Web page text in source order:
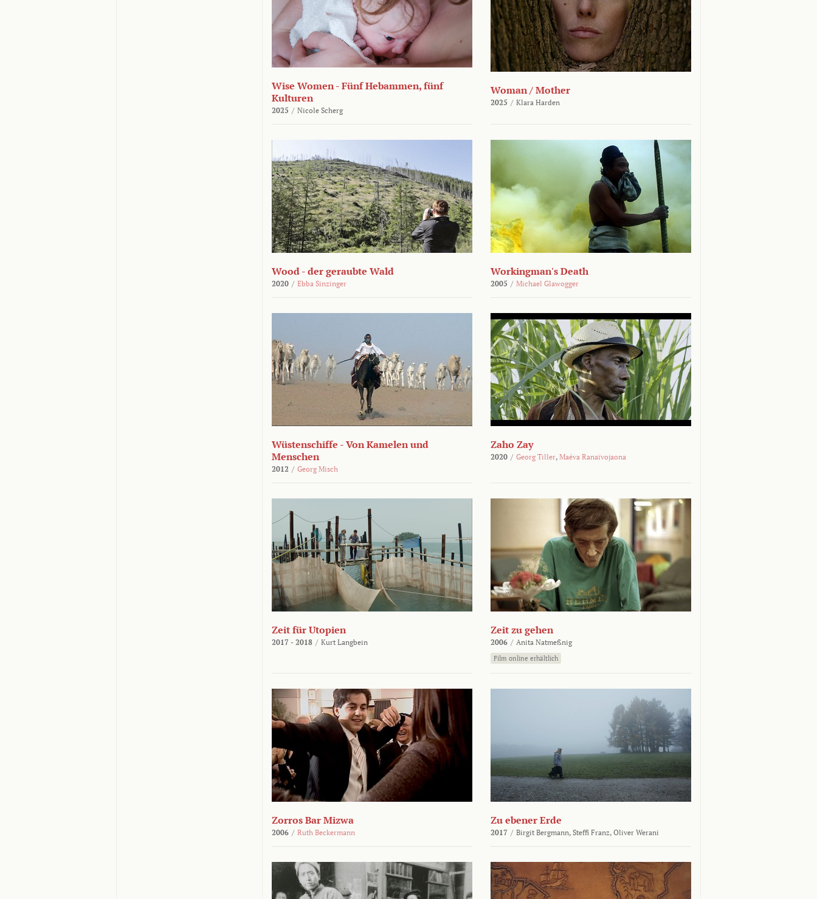
Wise Women - Fünf Hebammen, fünf
Kulturen
2025 / Nicole Scherg
Woman / Mother
2025 / Klara Harden
Wood - der geraubte Wald
2020 / Ebba Sinzinger
Workingman's Death
2005 / Michael Glawogger
Wüstenschiffe - Von Kamelen und
Menschen
2012 / Georg Misch
Zaho Zay
2020 / Georg Tiller, Maéva Ranaïvojaona
Zeit für Utopien
2017 - 2018 / Kurt Langbein
Zeit zu gehen
2006 / Anita Natmeßnig
Film online erhältlich
Zorros Bar Mizwa
2006 / Ruth Beckermann
Zu ebener Erde
2017 / Birgit Bergmann, Steffi Franz, Oliver Werani